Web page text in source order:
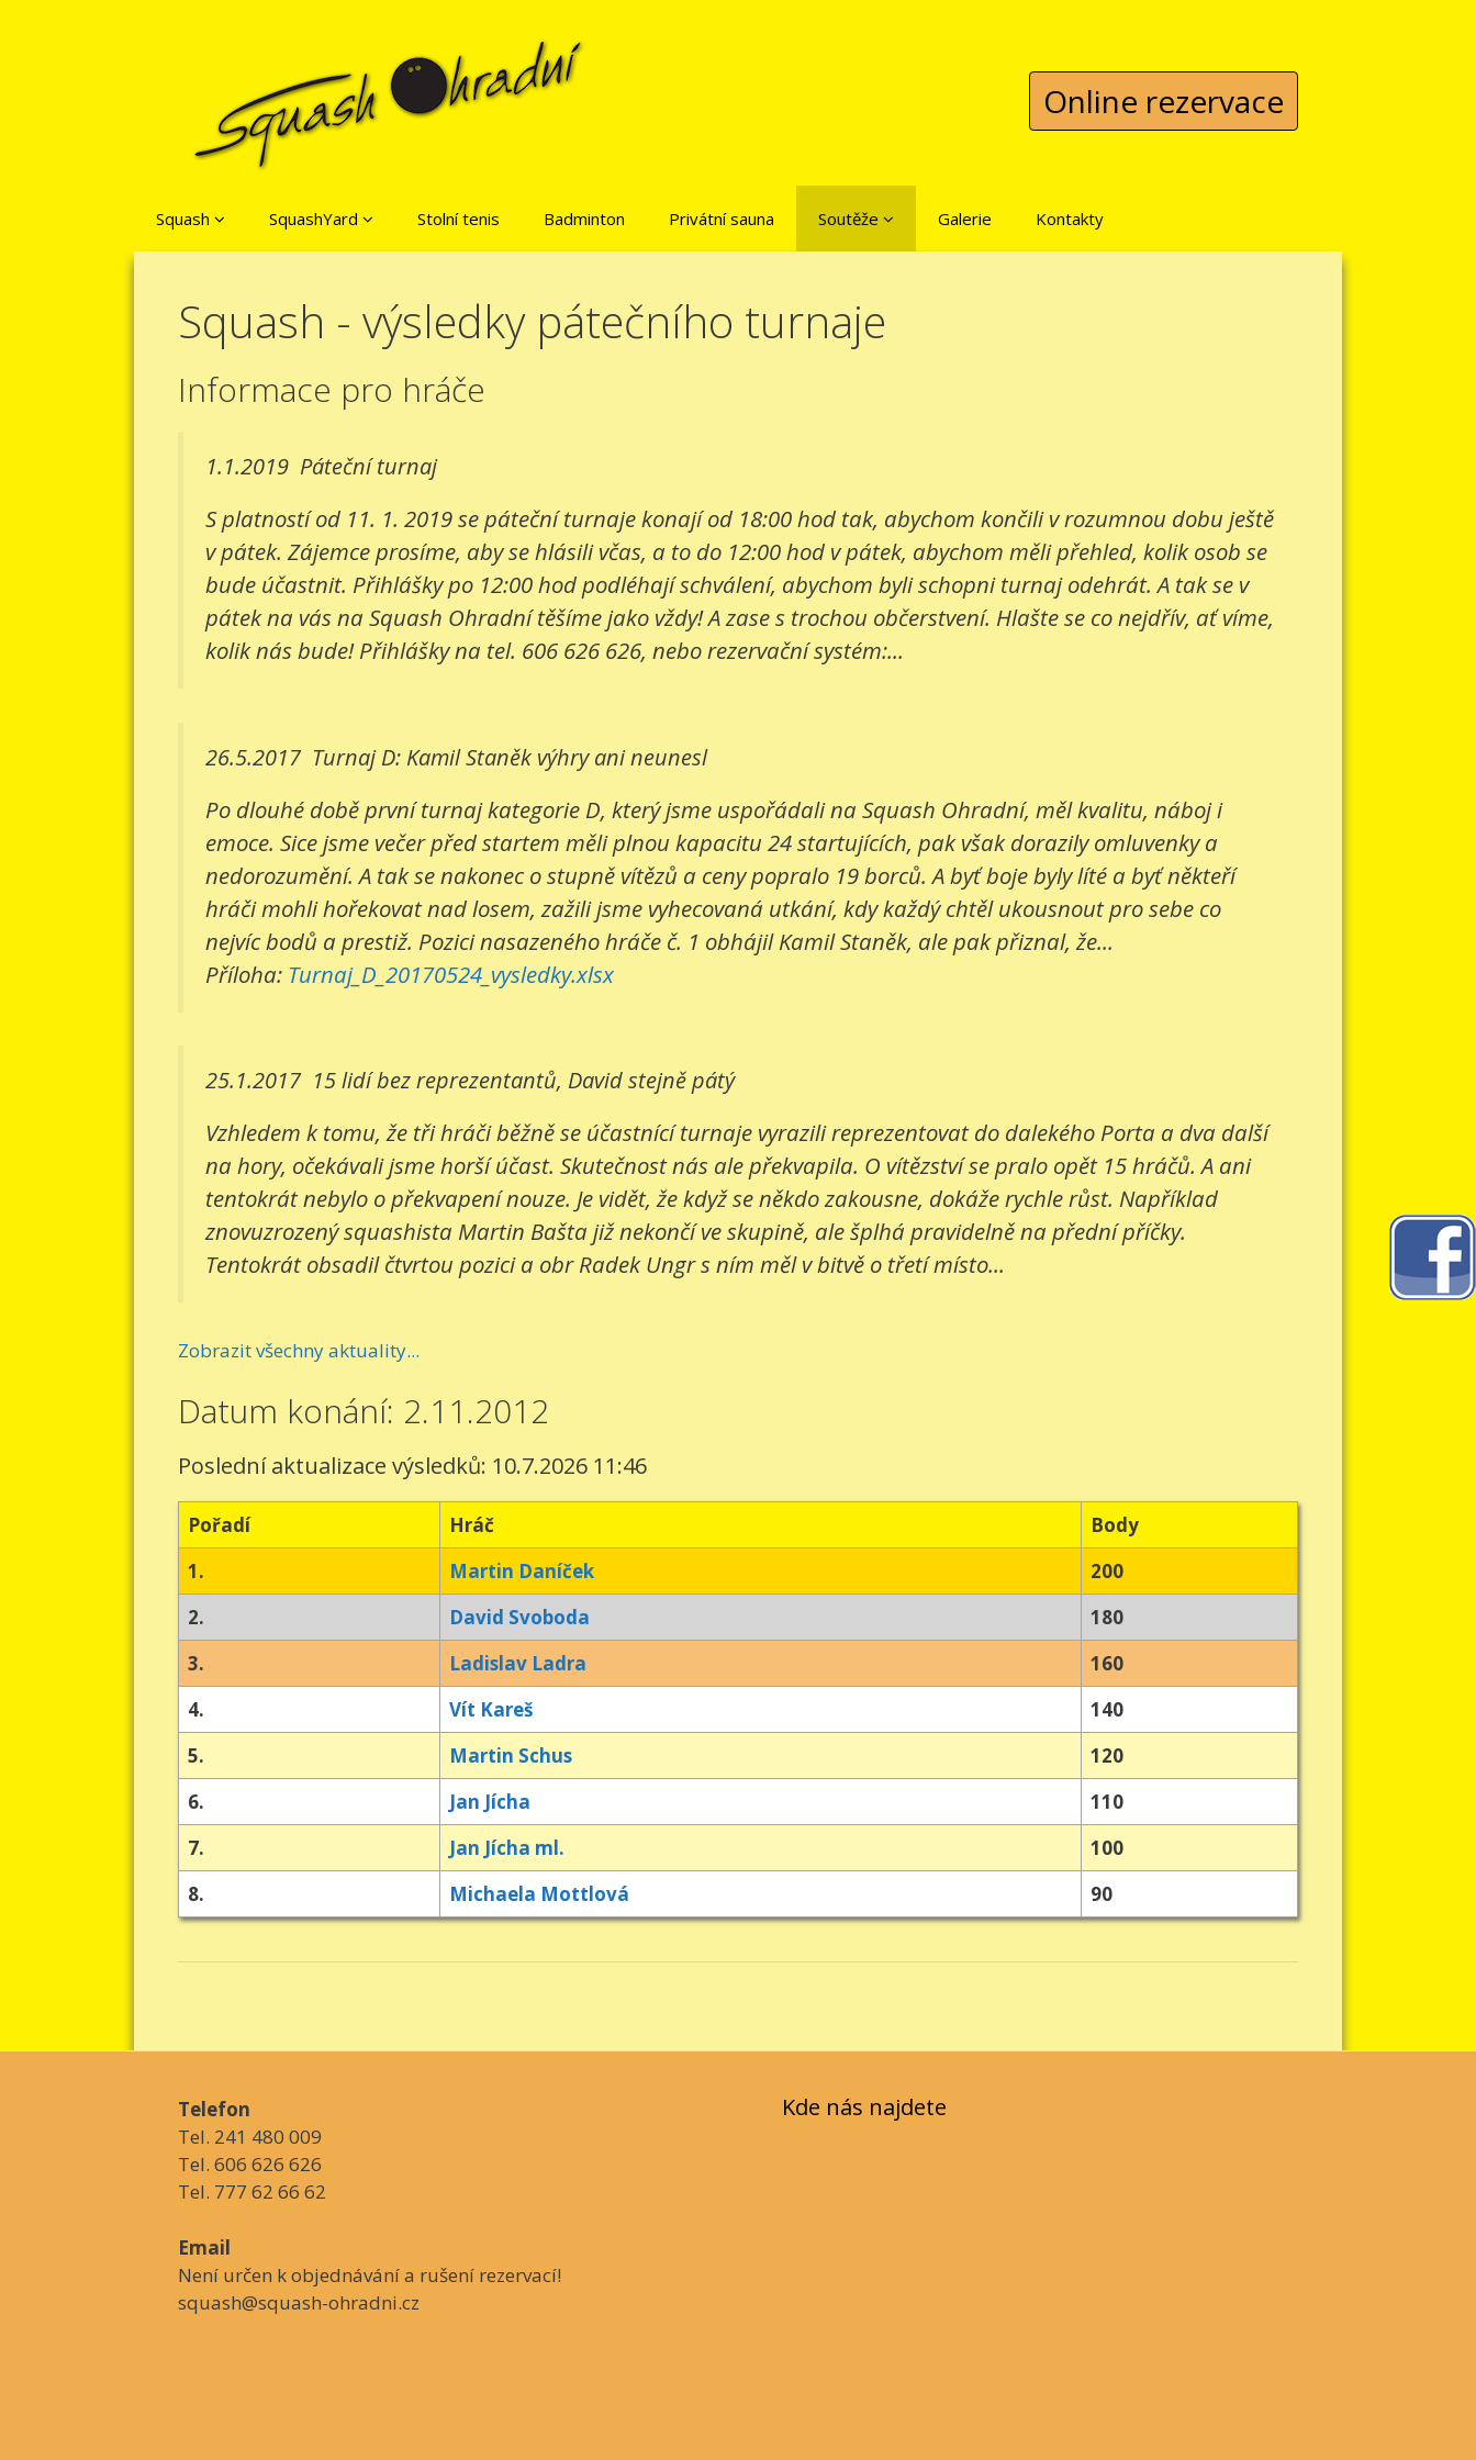
Online rezervace
Squash SquashYard Stolní tenis Badminton Privátní sauna Soutěže Galerie Kontakty
Squash - výsledky pátečního turnaje
Informace pro hráče
1.1.2019 Páteční turnaj
S platností od 11. 1. 2019 se páteční turnaje konají od 18:00 hod tak, abychom končili v rozumnou dobu ještě
v pátek. Zájemce prosíme, aby se hlásili včas, a to do 12:00 hod v pátek, abychom měli přehled, kolik osob se
bude účastnit. Přihlášky po 12:00 hod podléhají schválení, abychom byli schopni turnaj odehrát. A tak se v
pátek na vás na Squash Ohradní těšíme jako vždy! A zase s trochou občerstvení. Hlašte se co nejdřív, ať víme,
kolik nás bude! Přihlášky na tel. 606 626 626, nebo rezervační systém:...
26.5.2017 Turnaj D: Kamil Staněk výhry ani neunesl
Po dlouhé době první turnaj kategorie D, který jsme uspořádali na Squash Ohradní, měl kvalitu, náboj i
emoce. Sice jsme večer před startem měli plnou kapacitu 24 startujících, pak však dorazily omluvenky a
nedorozumění. A tak se nakonec o stupně vítězů a ceny popralo 19 borců. A byť boje byly líté a byť někteří
hráči mohli hořekovat nad losem, zažili jsme vyhecovaná utkání, kdy každý chtěl ukousnout pro sebe co
nejvíc bodů a prestiž. Pozici nasazeného hráče č. 1 obhájil Kamil Staněk, ale pak přiznal, že...
Příloha: Turnaj_D_20170524_vysledky.xlsx
25.1.2017 15 lidí bez reprezentantů, David stejně pátý
Vzhledem k tomu, že tři hráči běžně se účastnící turnaje vyrazili reprezentovat do dalekého Porta a dva další
na hory, očekávali jsme horší účast. Skutečnost nás ale překvapila. O vítězství se pralo opět 15 hráčů. A ani
tentokrát nebylo o překvapení nouze. Je vidět, že když se někdo zakousne, dokáže rychle růst. Například
znovuzrozený squashista Martin Bašta již nekončí ve skupině, ale šplhá pravidelně na přední příčky.
Tentokrát obsadil čtvrtou pozici a obr Radek Ungr s ním měl v bitvě o třetí místo...
Zobrazit všechny aktuality...
Datum konání: 2.11.2012
Poslední aktualizace výsledků: 10.7.2026 11:46
Pořadí Hráč
Body
1.
Martin Daníček
200
2.
David Svoboda
180
3.
Ladislav Ladra
160
4.
Vít Kareš
140
5.
Martin Schus
120
6.
Jan Jícha
110
7.
Jan Jícha ml.
100
8.
Michaela Mottlová 90
Telefon
Tel. 241 480 009
Tel. 606 626 626
Tel. 777 62 66 62
Email
Není určen k objednávání a rušení rezervací!
squash@squash-ohradni.cz
Kde nás najdete